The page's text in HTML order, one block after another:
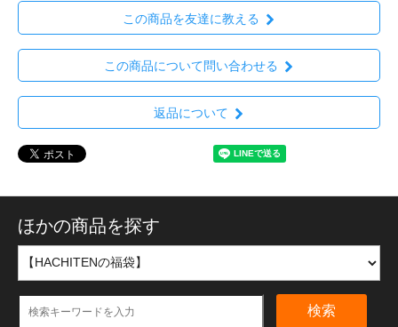
この商品を友達に教える
この商品について問い合わせる
返品について
ほかの商品を探す
検索